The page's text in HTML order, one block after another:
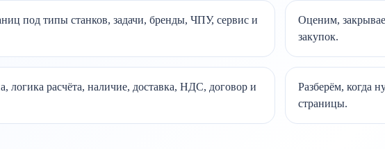
под типы станков, задачи, бренды, ЧПУ, сервис и
Оценим,
закупок.
логика расчёта, наличие, доставка, НДС, договор и
Разберём, когда
страницы.